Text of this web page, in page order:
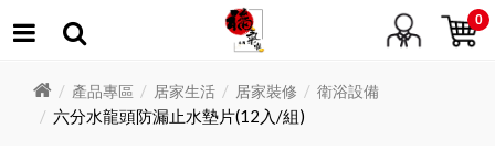
0
產品專區 居家生活 居家裝修 衛浴設備
六分水龍頭防漏止水墊片(12入/組)